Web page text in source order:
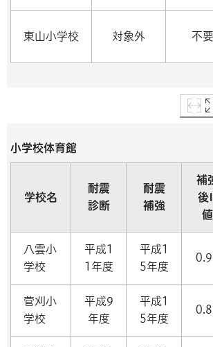
東山小学校 対象外 不要
小学校体育館
学校名
耐震
診断
耐震
補強
補
後
値
八雲小
学校
平成1
1年度
平成1
5年度
菅刈小
学校
平成9
年度
平成1
5年度